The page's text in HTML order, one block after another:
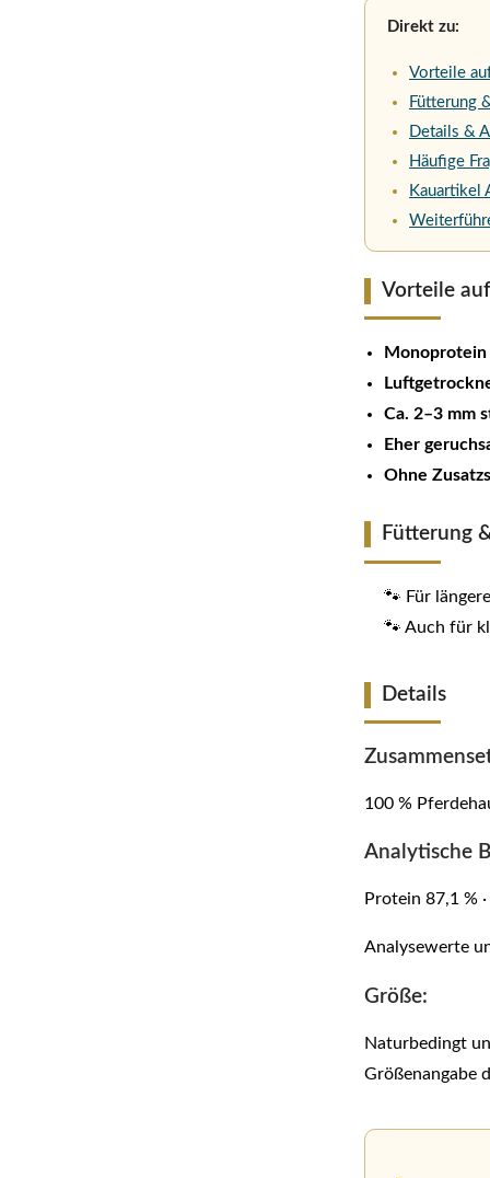
Direkt zu:
Vorteile
Fütterung
Details &
Häufige
Kauartikel
Vorteile
Monoprotein
Ca. 2–3 mm
Eher
Ohne
Fütterung
🐾 Für
🐾 Auch für
Details
100 %
Analytische
Protein 87,1 %
Analysewerte
Größe:
Naturbedingt
Größenangabe